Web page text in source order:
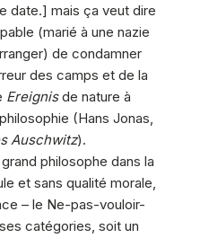
date.] mais ça veut dire
(marié à une nazie
de condamner
des camps et de la
Ereignisde nature à
(Hans Jonas,
Auschwitz).
philosophe dans la
et sans qualité morale,
– le Ne-pas-vouloir-
catégories, soit un